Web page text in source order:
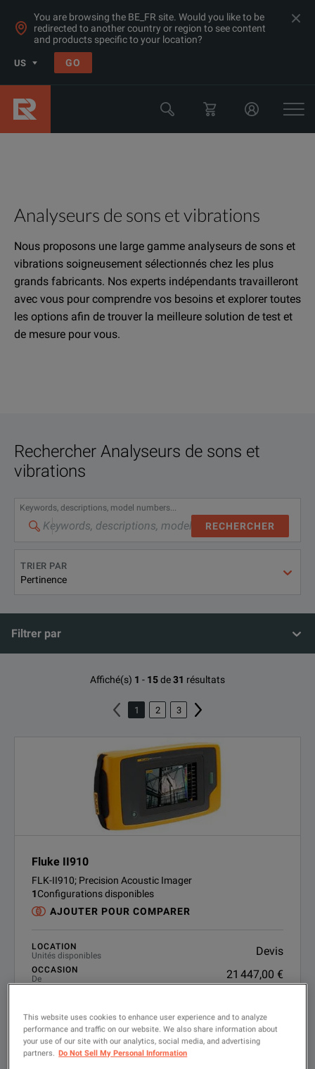
You are browsing the BE_FR site. Would you like to be
redirected to another country or region to see content
and products specific to your location?
US GO
Analyseurs de sons et vibrations
Nous proposons une large gamme analyseurs de sons et
vibrations soigneusement sélectionnés chez les plus
grands fabricants. Nos experts indépendants travailleront
avec vous pour comprendre vos besoins et explorer toutes
les options afin de trouver la meilleure solution de test et
de mesure pour vous.
Rechercher Analyseurs de sons et
vibrations
Keywords, descriptions, model numbers...
RECHERCHER
TRIER PAR
Filtrer par
Affiché(s) 1 - 15de31 résultats
1 2 3
Fluke II910
FLK-II910; Precision Acoustic Imager
1Configurations disponibles
AJOUTER POUR COMPARER
LOCATION
Unités disponibles
Devis
OCCASION
De
21 447,00 €
VOIR LE PRODUIT
This website uses cookies to enhance user experience and to analyze
performance and traffic on our website. We also share information about
your use of our site with our analytics, social media, and advertising
partners. Do Not Sell My Personal Information